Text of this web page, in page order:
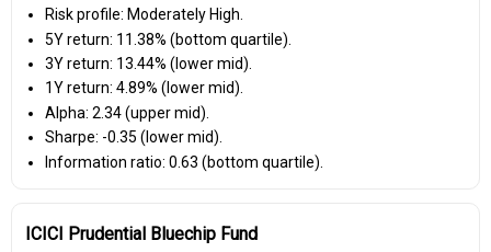
Risk profile: Moderately High.
5Y return: 11.38% (bottom quartile).
3Y return: 13.44% (lower mid).
1Y return: 4.89% (lower mid).
Alpha: 2.34 (upper mid).
Sharpe: -0.35 (lower mid).
Information ratio: 0.63 (bottom quartile).
ICICI Prudential Bluechip Fund